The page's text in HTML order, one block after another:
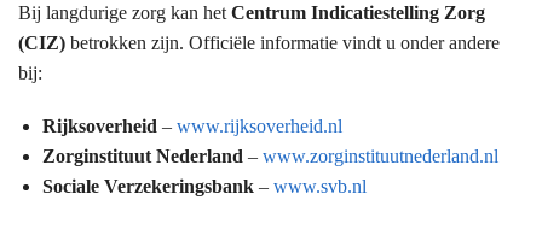
Bij langdurige zorg kan het Centrum Indicatiestelling Zorg
(CIZ) betrokken zijn. Officiële informatie vindt u onder andere
bij:
Rijksoverheid – www.rijksoverheid.nl
Zorginstituut Nederland – www.zorginstituutnederland.nl
Sociale Verzekeringsbank – www.svb.nl